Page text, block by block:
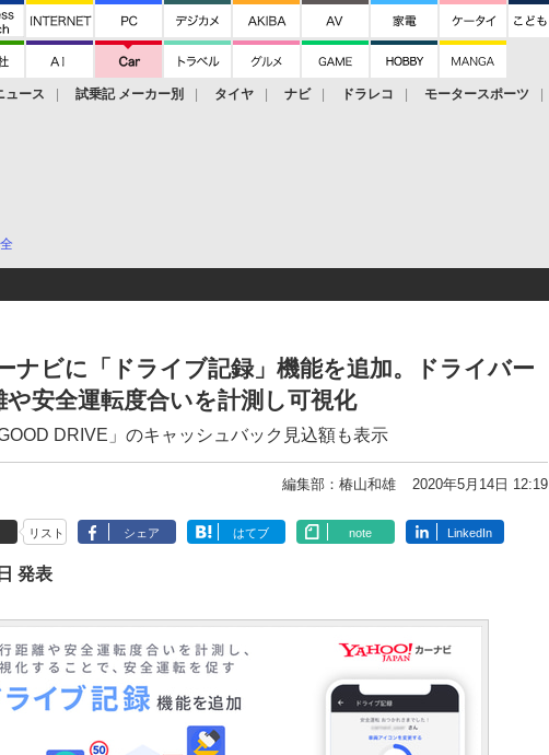
ュース 試乗記 メーカー別 タイヤ ナビ ドラレコ モータースポーツ
ナビに「ドライブ記録」機能を追加。ドライバー
や安全運転度合いを計測し可視化
DRIVE」のキャッシュバック見込額も表示
編集部：椿山和雄 2020年5月14日 12:19
リスト シェア はてブ note LinkedIn
発表